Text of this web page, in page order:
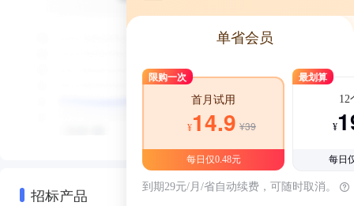
招标产品
单省会员
限购一次
首月试用
¥14.9 ¥39
每日仅0.48元
最划算
12
¥
每日
到期29元/月/省自动续费，可随时取消。